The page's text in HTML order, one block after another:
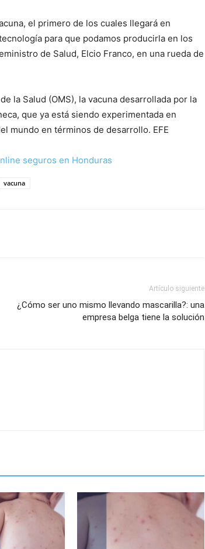
el primero de los cuales llegará en
para que podamos producirla en los
de Salud, Elcio Franco, en una rueda de
la Salud (OMS), la vacuna desarrollada por la
que ya está siendo experimentada en
mundo en términos de desarrollo. EFE
seguros en Honduras
vacuna
Artículo siguiente
¿Cómo ser uno mismo llevando mascarilla?: una
empresa belga tiene la solución